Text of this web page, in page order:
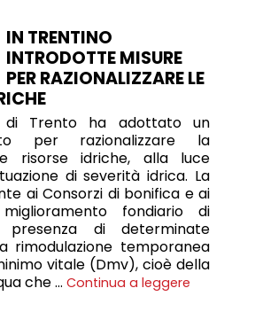
IN TRENTINO
INTRODOTTE MISURE
PER RAZIONALIZZARE LE
di Trento ha adottato un
per razionalizzare la
risorse idriche, alla luce
di severità idrica. La
ai Consorzi di bonifica e ai
fondiario di
presenza di determinate
rimodulazione temporanea
vitale (Dmv), cioè della
che … Continua a leggere